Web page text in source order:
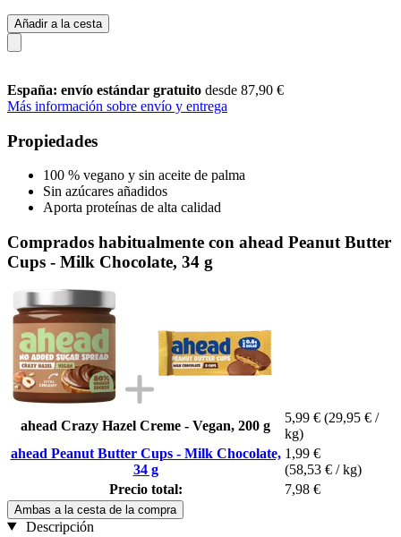
Añadir a la cesta
España: envío estándar gratuito desde 87,90 €
Más información sobre envío y entrega
Propiedades
100 % vegano y sin aceite de palma
Sin azúcares añadidos
Aporta proteínas de alta calidad
Comprados habitualmente con ahead Peanut Butter
Cups - Milk Chocolate, 34 g
ahead Crazy Hazel Creme - Vegan, 200 g
5,99 € (29,95 € /
kg)
ahead Peanut Butter Cups - Milk Chocolate,
34 g
1,99 €
(58,53 € / kg)
Precio total:
7,98 €
Ambas a la cesta de la compra
Descripción